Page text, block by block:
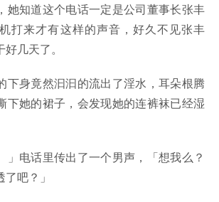
她知道这个电话一定是公司董事长张丰
打来才有这样的声音，好久不见张丰
几天了。
下身竟然汩汩的流出了淫水，耳朵根腾
下她的裙子，会发现她的连裤袜已经湿
」电话里传出了一个男声，「想我么？
吧？」